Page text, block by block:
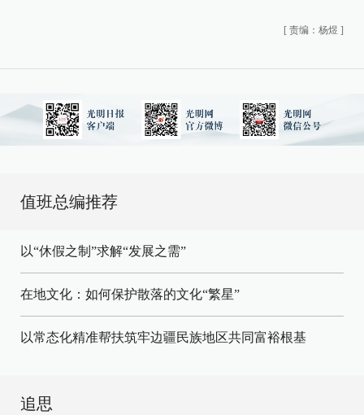
[ 责编：杨煜 ]
值班总编推荐
以“休假之制”求解“发展之需”
在地文化：如何保护散落的文化“繁星”
以常态化精准帮扶筑牢边疆民族地区共同富裕根基
追思